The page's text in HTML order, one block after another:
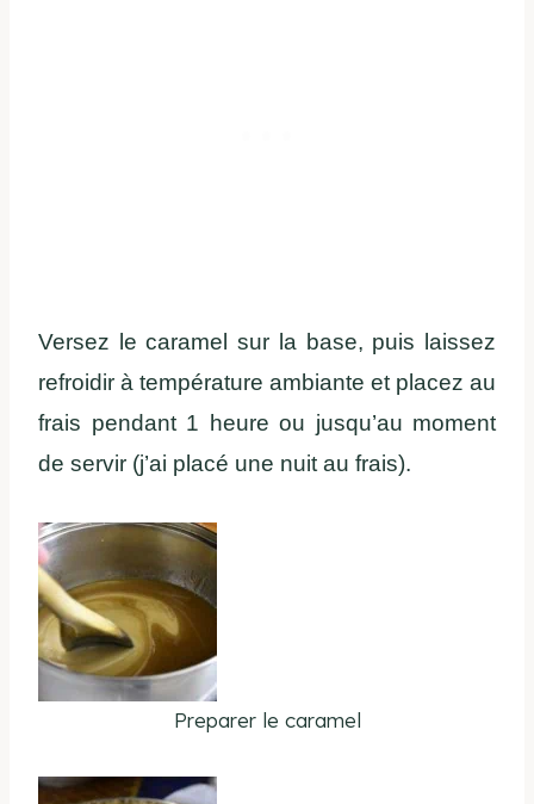
Versez le caramel sur la base, puis laissez
refroidir à température ambiante et placez au
frais pendant 1 heure ou jusqu’au moment
de servir (j’ai placé une nuit au frais).
Preparer le caramel